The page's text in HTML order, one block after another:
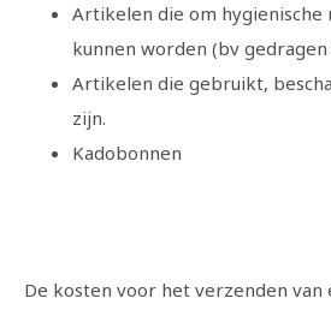
Artikelen die om
kunnen worden (bv
Artikelen die gebruikt,
zijn.
Kadobonnen
De kosten voor het verzenden